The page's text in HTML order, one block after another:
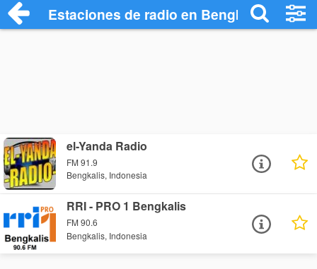
Estaciones de radio en Bengkalis -
el-Yanda Radio
FM 91.9
Bengkalis, Indonesia
RRI - PRO 1 Bengkalis
FM 90.6
Bengkalis, Indonesia